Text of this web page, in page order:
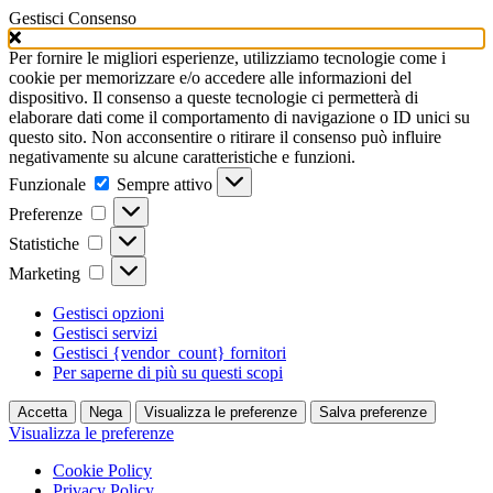
Gestisci Consenso
Per fornire le migliori esperienze, utilizziamo tecnologie come i
cookie per memorizzare e/o accedere alle informazioni del
dispositivo. Il consenso a queste tecnologie ci permetterà di
elaborare dati come il comportamento di navigazione o ID unici su
questo sito. Non acconsentire o ritirare il consenso può influire
negativamente su alcune caratteristiche e funzioni.
Funzionale
Funzionale
Sempre attivo
Preferenze
Preferenze
Statistiche Statistiche
Marketing Marketing
Gestisci opzioni
Gestisci servizi
Gestisci {vendor_count} fornitori
Per saperne di più su questi scopi
Accetta Nega Visualizza le preferenze Salva preferenze
Visualizza le preferenze
Cookie Policy